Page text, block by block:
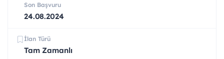
Son Başvuru
24.08.2024
İlan Türü
Tam Zamanlı